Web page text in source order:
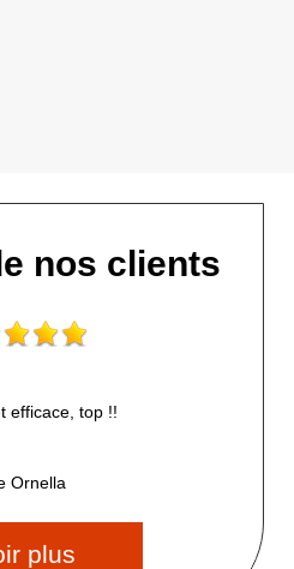
nos clients
efficace, top !!
Ornella
plus